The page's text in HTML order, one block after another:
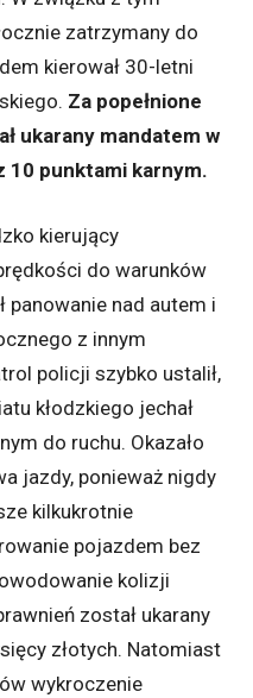
zatrzymany do
kierował 30-letni
Za popełnione
ukarany mandatem w
10 punktami karnym.
kierujący
do warunków
panowanie nad autem i
z innym
policji szybko ustalił,
kłodzkiego jechał
do ruchu. Okazało
jazdy, ponieważ nigdy
kilkukrotnie
pojazdem bez
kolizji
został ukarany
złotych. Natomiast
wykroczenie